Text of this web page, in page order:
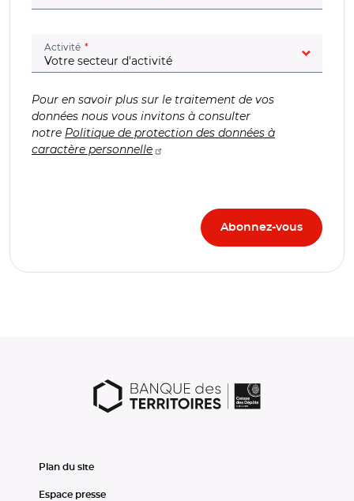
Activité (champ obligatoire)
Pour en savoir plus sur le traitement de vos
données nous vous invitons à consulter
notre Politique de protection des données à
caractère personnelle
Plan du site
Espace presse